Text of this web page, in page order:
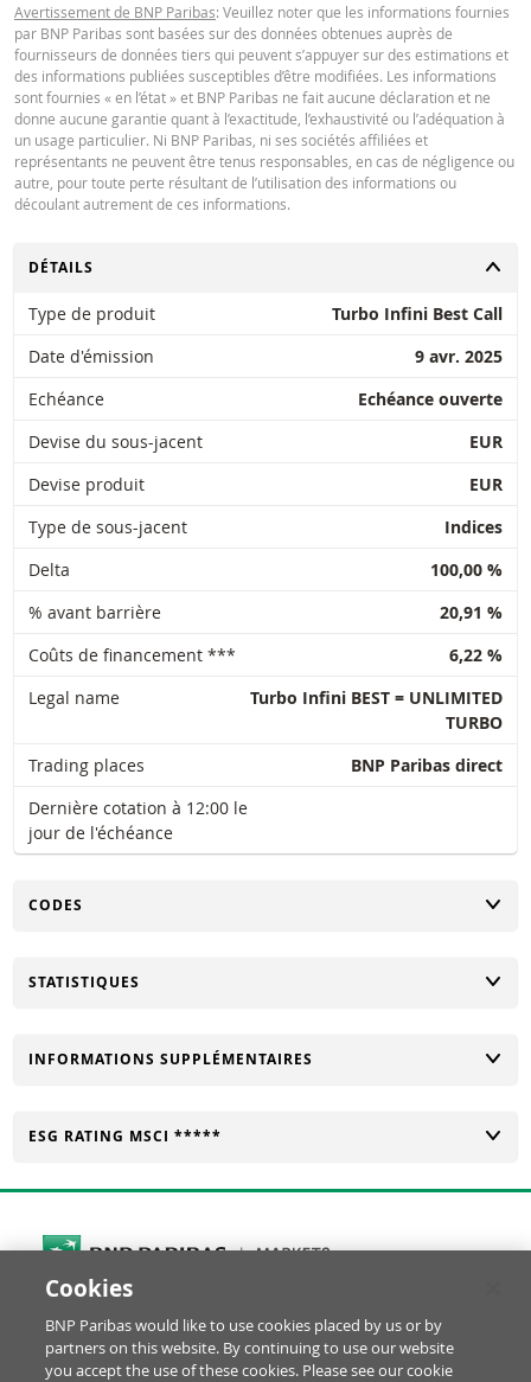
Avertissement de BNP Paribas: Veuillez noter que les informations fournies
par BNP Paribas sont basées sur des données obtenues auprès de
fournisseurs de données tiers qui peuvent s’appuyer sur des estimations et
des informations publiées susceptibles d’être modifiées. Les informations
sont fournies « en l’état » et BNP Paribas ne fait aucune déclaration et ne
donne aucune garantie quant à l’exactitude, l’exhaustivité ou l’adéquation à
un usage particulier. Ni BNP Paribas, ni ses sociétés affiliées et
représentants ne peuvent être tenus responsables, en cas de négligence ou
autre, pour toute perte résultant de l’utilisation des informations ou
découlant autrement de ces informations.
CHANGER
DÉTAILS
Type de produit
Turbo Infini Best Call
Date d'émission
9 avr. 2025
Echéance
Echéance ouverte
Devise du sous-jacent
EUR
Devise produit
EUR
Type de sous-jacent
Indices
Delta
100,00 %
% avant barrière
20,91 %
Coûts de financement ***
6,22 %
Legal name
Turbo Infini BEST = UNLIMITED
TURBO
Trading places
BNP Paribas direct
Dernière cotation à 12:00 le
jour de l'échéance
CHANGER
CODES
CHANGER
STATISTIQUES
CHANGER
INFORMATIONS SUPPLÉMENTAIRES
CHANGER
ESG RATING MSCI *****
Cookies Settings
© BNP Paribas Produits de Bourse 2026
RéclamationGlossaire Mentions Légales
Cookies
BNP Paribas would like to use cookies placed by us or by
partners on this website. By continuing to use our website
you accept the use of these cookies. Please see our cookie